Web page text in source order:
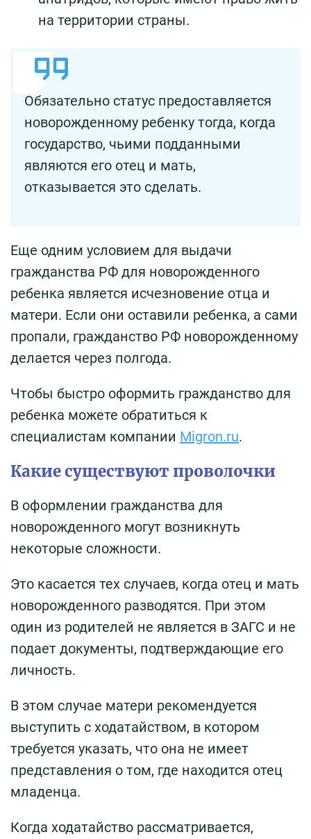
на территории страны.
Обязательно статус предоставляется
новорожденному ребенку тогда, когда
государство, чьими подданными
являются его отец и мать,
отказывается это сделать.
Еще одним условием для выдачи
гражданства РФ для новорожденного
ребенка является исчезновение отца и
матери. Если они оставили ребенка, а сами
пропали, гражданство РФ новорожденному
делается через полгода.
Чтобы быстро оформить гражданство для
ребенка можете обратиться к
cпециалистам компании Migron.ru.
Какие существуют проволочки
В оформлении гражданства для
новорожденного могут возникнуть
некоторые сложности.
Это касается тех случаев, когда отец и мать
новорожденного разводятся. При этом
один из родителей не является в ЗАГС и не
подает документы, подтверждающие его
личность.
В этом случае матери рекомендуется
выступить с ходатайством, в котором
требуется указать, что она не имеет
представления о том, где находится отец
младенца.
Когда ходатайство рассматривается,